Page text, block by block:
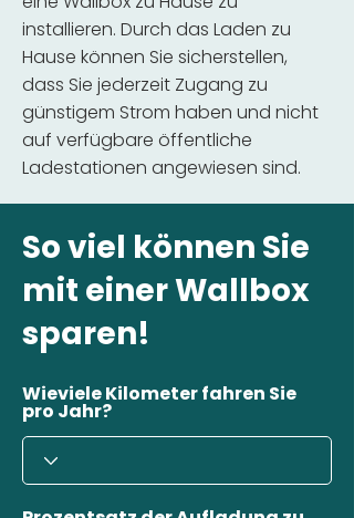
installieren. Durch das Laden zu
Hause können Sie sicherstellen,
dass Sie jederzeit Zugang zu
günstigem Strom haben und nicht
auf verfügbare öffentliche
Ladestationen angewiesen sind.
So viel können Sie
mit einer Wallbox
sparen!
Wieviele Kilometer fahren Sie
pro Jahr?